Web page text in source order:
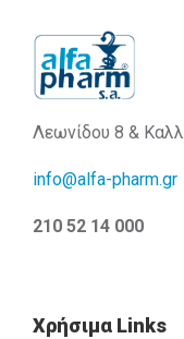
Λεωνίδου 8 &
info@alfa-pharm.gr
210 52 14 000
Χρήσιμα Links